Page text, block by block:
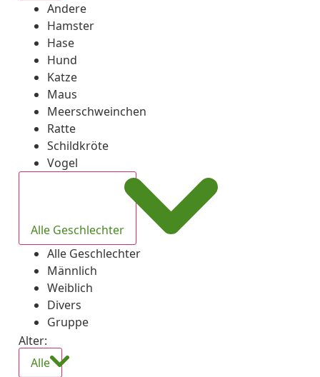
Andere
Hamster
Hase
Hund
Katze
Maus
Meerschweinchen
Ratte
Schildkröte
Vogel
Alle Geschlechter
Alle Geschlechter
Männlich
Weiblich
Divers
Gruppe
Alter:
Alle